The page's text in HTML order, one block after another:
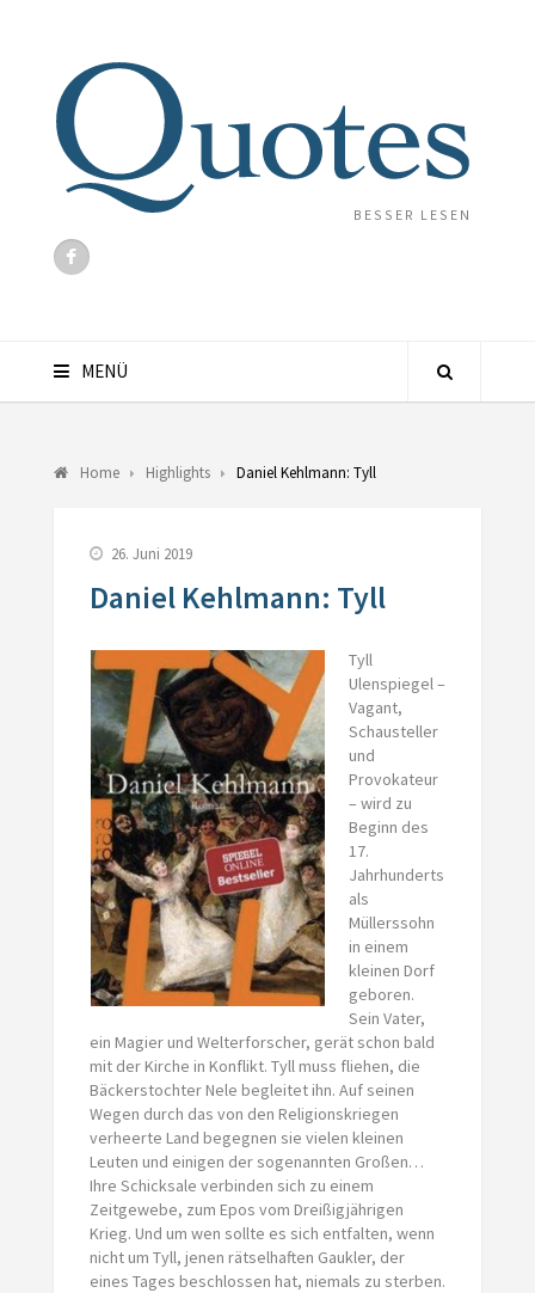
BESSER LESEN
MENÜ
Home Highlights Daniel Kehlmann: Tyll
26. Juni 2019
Daniel Kehlmann: Tyll
Tyll
Ulenspiegel –
Vagant,
Schausteller
und
Provokateur
– wird zu
Beginn des
17.
Jahrhunderts
als
Müllerssohn
in einem
kleinen Dorf
geboren.
Sein Vater,
ein Magier und Welterforscher, gerät schon bald
mit der Kirche in Konflikt. Tyll muss fliehen, die
Bäckerstochter Nele begleitet ihn. Auf seinen
Wegen durch das von den Religionskriegen
verheerte Land begegnen sie vielen kleinen
Leuten und einigen der sogenannten Großen…
Ihre Schicksale verbinden sich zu einem
Zeitgewebe, zum Epos vom Dreißigjährigen
Krieg. Und um wen sollte es sich entfalten, wenn
nicht um Tyll, jenen rätselhaften Gaukler, der
eines Tages beschlossen hat, niemals zu sterben.